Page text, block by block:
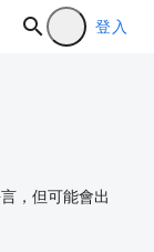
登入
，但可能會出